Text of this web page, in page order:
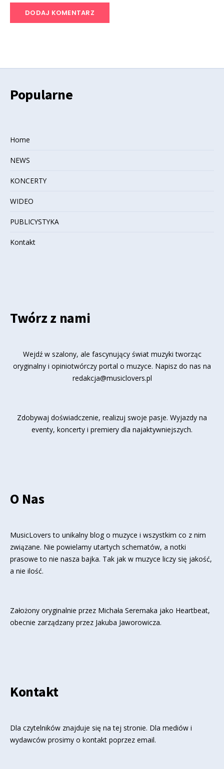
Popularne
Home
NEWS
KONCERTY
WIDEO
PUBLICYSTYKA
Kontakt
Twórz z nami
Wejdź w szalony, ale fascynujący świat muzyki tworząc
oryginalny i opiniotwórczy portal o muzyce. Napisz do nas na
redakcja@musiclovers.pl
Zdobywaj doświadczenie, realizuj swoje pasje. Wyjazdy na
eventy, koncerty i premiery dla najaktywniejszych.
O Nas
MusicLovers to unikalny blog o muzyce i wszystkim co z nim
związane. Nie powielamy utartych schematów, a notki
prasowe to nie nasza bajka. Tak jak w muzyce liczy się jakość,
a nie ilość.
Założony oryginalnie przez Michała Seremaka jako Heartbeat,
obecnie zarządzany przez Jakuba Jaworowicza.
Kontakt
Dla czytelników znajduje się na tej stronie. Dla mediów i
wydawców prosimy o kontakt poprzez email.